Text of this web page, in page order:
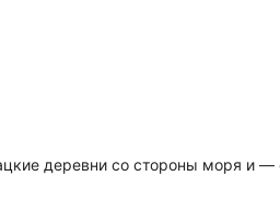
деревни со стороны моря и —